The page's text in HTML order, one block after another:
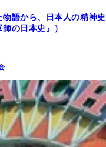
語から、日本人の精神史
の日本史』）